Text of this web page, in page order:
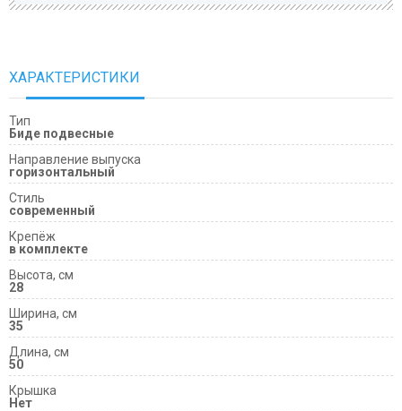
ХАРАКТЕРИСТИКИ
Тип
Биде подвесные
Направление выпуска
горизонтальный
Cтиль
современный
Крепёж
в комплекте
Высота, см
28
Ширина, см
35
Длина, см
50
Крышка
Нет